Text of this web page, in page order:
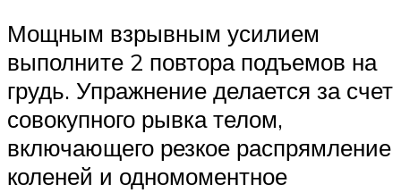
Мощным взрывным усилием
выполните 2 повтора подъемов на
грудь. Упражнение делается за счет
совокупного рывка телом,
включающего резкое распрямление
коленей и одномоментное